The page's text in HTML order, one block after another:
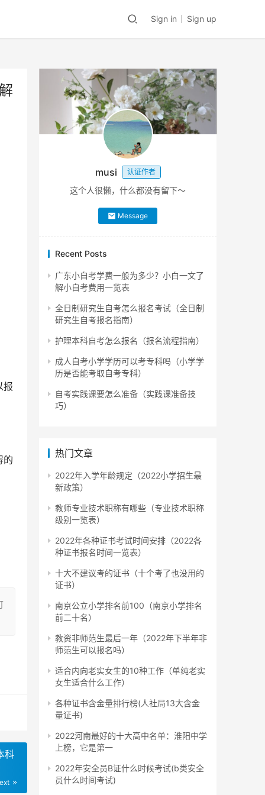
Sign in Sign up
报
的
科
musi 认证作者
这个人很懒，什么都没有留下～
Message
Recent Posts
广东小自考学费一般为多少？小白一文了
解小自考费用一览表
全日制研究生自考怎么报名考试（全日制
研究生自考报名指南）
护理本科自考怎么报名（报名流程指南）
成人自考小学学历可以考专科吗（小学学
历是否能考取自考专科）
自考实践课要怎么准备（实践课准备技
巧）
热门文章
2022年入学年龄规定（2022小学招生最
新政策）
教师专业技术职称有哪些（专业技术职称
级别一览表）
2022年各种证书考试时间安排（2022各
种证书报名时间一览表）
十大不建议考的证书（十个考了也没用的
证书）
南京公立小学排名前100（南京小学排名
前二十名）
教资非师范生最后一年（2022年下半年非
师范生可以报名吗）
适合内向老实女生的10种工作（单纯老实
女生适合什么工作）
各种证书含金量排行榜(人社局13大含金
量证书)
2022河南最好的十大高中名单：淮阳中学
上榜，它是第一
2022年安全员B证什么时候考试(b类安全
员什么时间考试)